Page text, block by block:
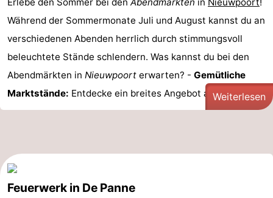
Während der Sommermonate Juli und August kannst du an
verschiedenen Abenden herrlich durch stimmungsvoll
beleuchtete Stände schlendern. Was kannst du bei den
Abendmärkten in Nieuwpoort erwarten? - Gemütliche
Marktstände: Entdecke ein breites Angebot an lokalen ...
Weiterlesen
Feuerwerk in De Panne